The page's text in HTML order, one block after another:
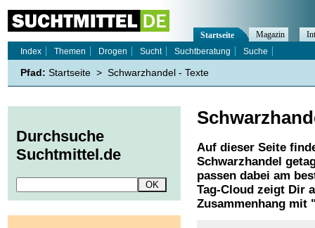
Auf dieser Seite
Schwarzhandel
passen dabei am
Tag-Cloud zeigt Dir
Zusammenhang mit
Startseite Magazin
Index
Themen Drogen Sucht Suchtberatung Suche
Pfad: Startseite > Schwarzhandel - Texte
Durchsuche
Suchtmittel.de